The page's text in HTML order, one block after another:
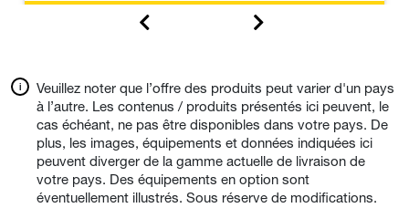
Veuillez noter que l’offre des produits peut varier d'un pays
à l’autre. Les contenus / produits présentés ici peuvent, le
cas échéant, ne pas être disponibles dans votre pays. De
plus, les images, équipements et données indiquées ici
peuvent diverger de la gamme actuelle de livraison de
votre pays. Des équipements en option sont
éventuellement illustrés. Sous réserve de modifications.